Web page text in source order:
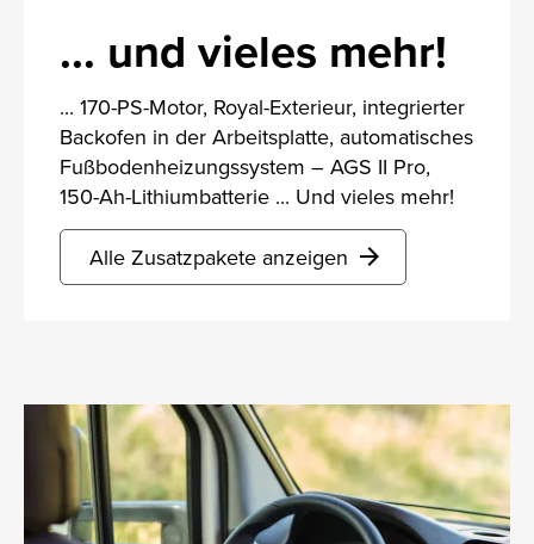
... und vieles mehr!
... 170-PS-Motor, Royal-Exterieur, integrierter
Backofen in der Arbeitsplatte, automatisches
Fußbodenheizungssystem – AGS II Pro,
150-Ah-Lithiumbatterie ... Und vieles mehr!
Alle Zusatzpakete anzeigen arrow_forward